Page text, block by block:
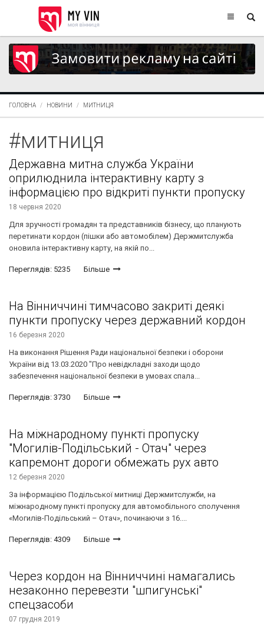
ГОЛОВНА НОВИНИ МИТНИЦЯ
#митниця
Державна митна служба України
оприлюднила інтерактивну карту з
інформацією про відкриті пункти пропуску
18 червня 2020
​​Для зручності громадян та представників бізнесу, що планують
перетинати кордон (пішки або автомобілем) Держмитслужба
оновила інтерактивну карту, на якій по...
Переглядів: 5235 Більше
На Вінниччині тимчасово закриті деякі
пункти пропуску через державний кордон
16 березня 2020
На виконання Рішення Ради національної безпеки і оборони
України від 13.03.2020 "Про невідкладні заходи щодо
забезпечення національної безпеки в умовах спала...
Переглядів: 3730 Більше
На міжнародному пункті пропуску
"Могилів-Подільський - Отач" через
капремонт дороги обмежать рух авто
12 березня 2020
За інформацією Подільської митниці Держмитслужби, на
міжнародному пункті пропуску для автомобільного сполучення
«Могилів-Подільський – Отач», починаючи з 16....
Переглядів: 4309 Більше
Через кордон на Вінниччині намагались
незаконно перевезти "шпигунські"
спецзасоби
07 грудня 2019